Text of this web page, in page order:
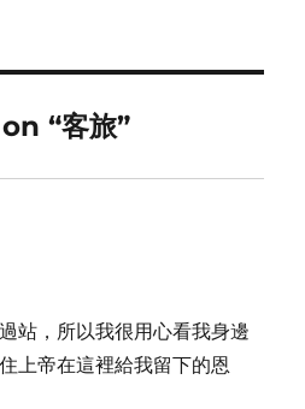
“客旅”
站，所以我很用心看我身邊
上帝在這裡給我留下的恩